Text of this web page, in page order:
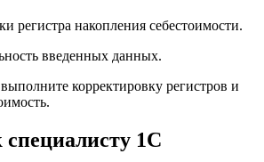
регистра накопления себестоимости.
введенных данных.
корректировку регистров и
1С